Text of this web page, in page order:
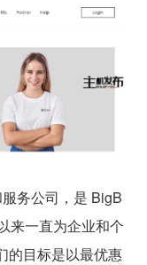
务公司，是 BigB
来一直为企业和个
的目标是以最优惠